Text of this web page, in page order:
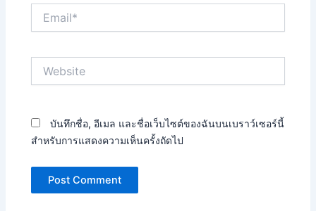
บันทึกชื่อ, อีเมล และชื่อเว็บไซต์ของฉันบนเบราว์เซอร์นี้
สำหรับการแสดงความเห็นครั้งถัดไป